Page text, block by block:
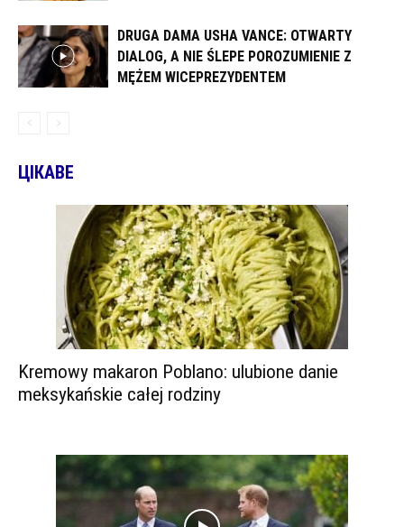
DRUGA DAMA USHA VANCE: OTWARTY
DIALOG, A NIE ŚLEPE POROZUMIENIE Z
MĘŻEM WICEPREZYDENTEM
ЦІКАВЕ
Kremowy makaron Poblano: ulubione danie
meksykańskie całej rodziny